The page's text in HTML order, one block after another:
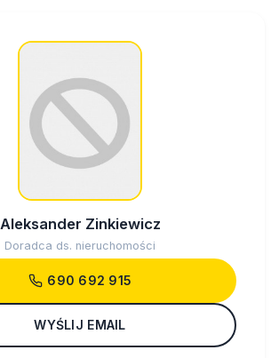
Aleksander Zinkiewicz
Doradca ds. nieruchomości
690 692 915
WYŚLIJ EMAIL